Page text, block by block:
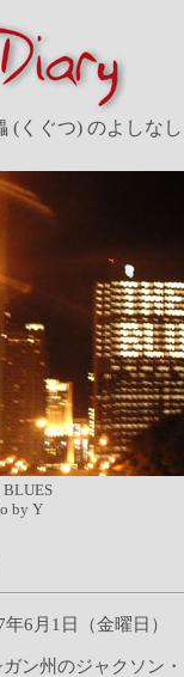
(くぐつ) のよしな
BLUES
by Y
年6月1日（金曜日）
ガン州のジャクソン